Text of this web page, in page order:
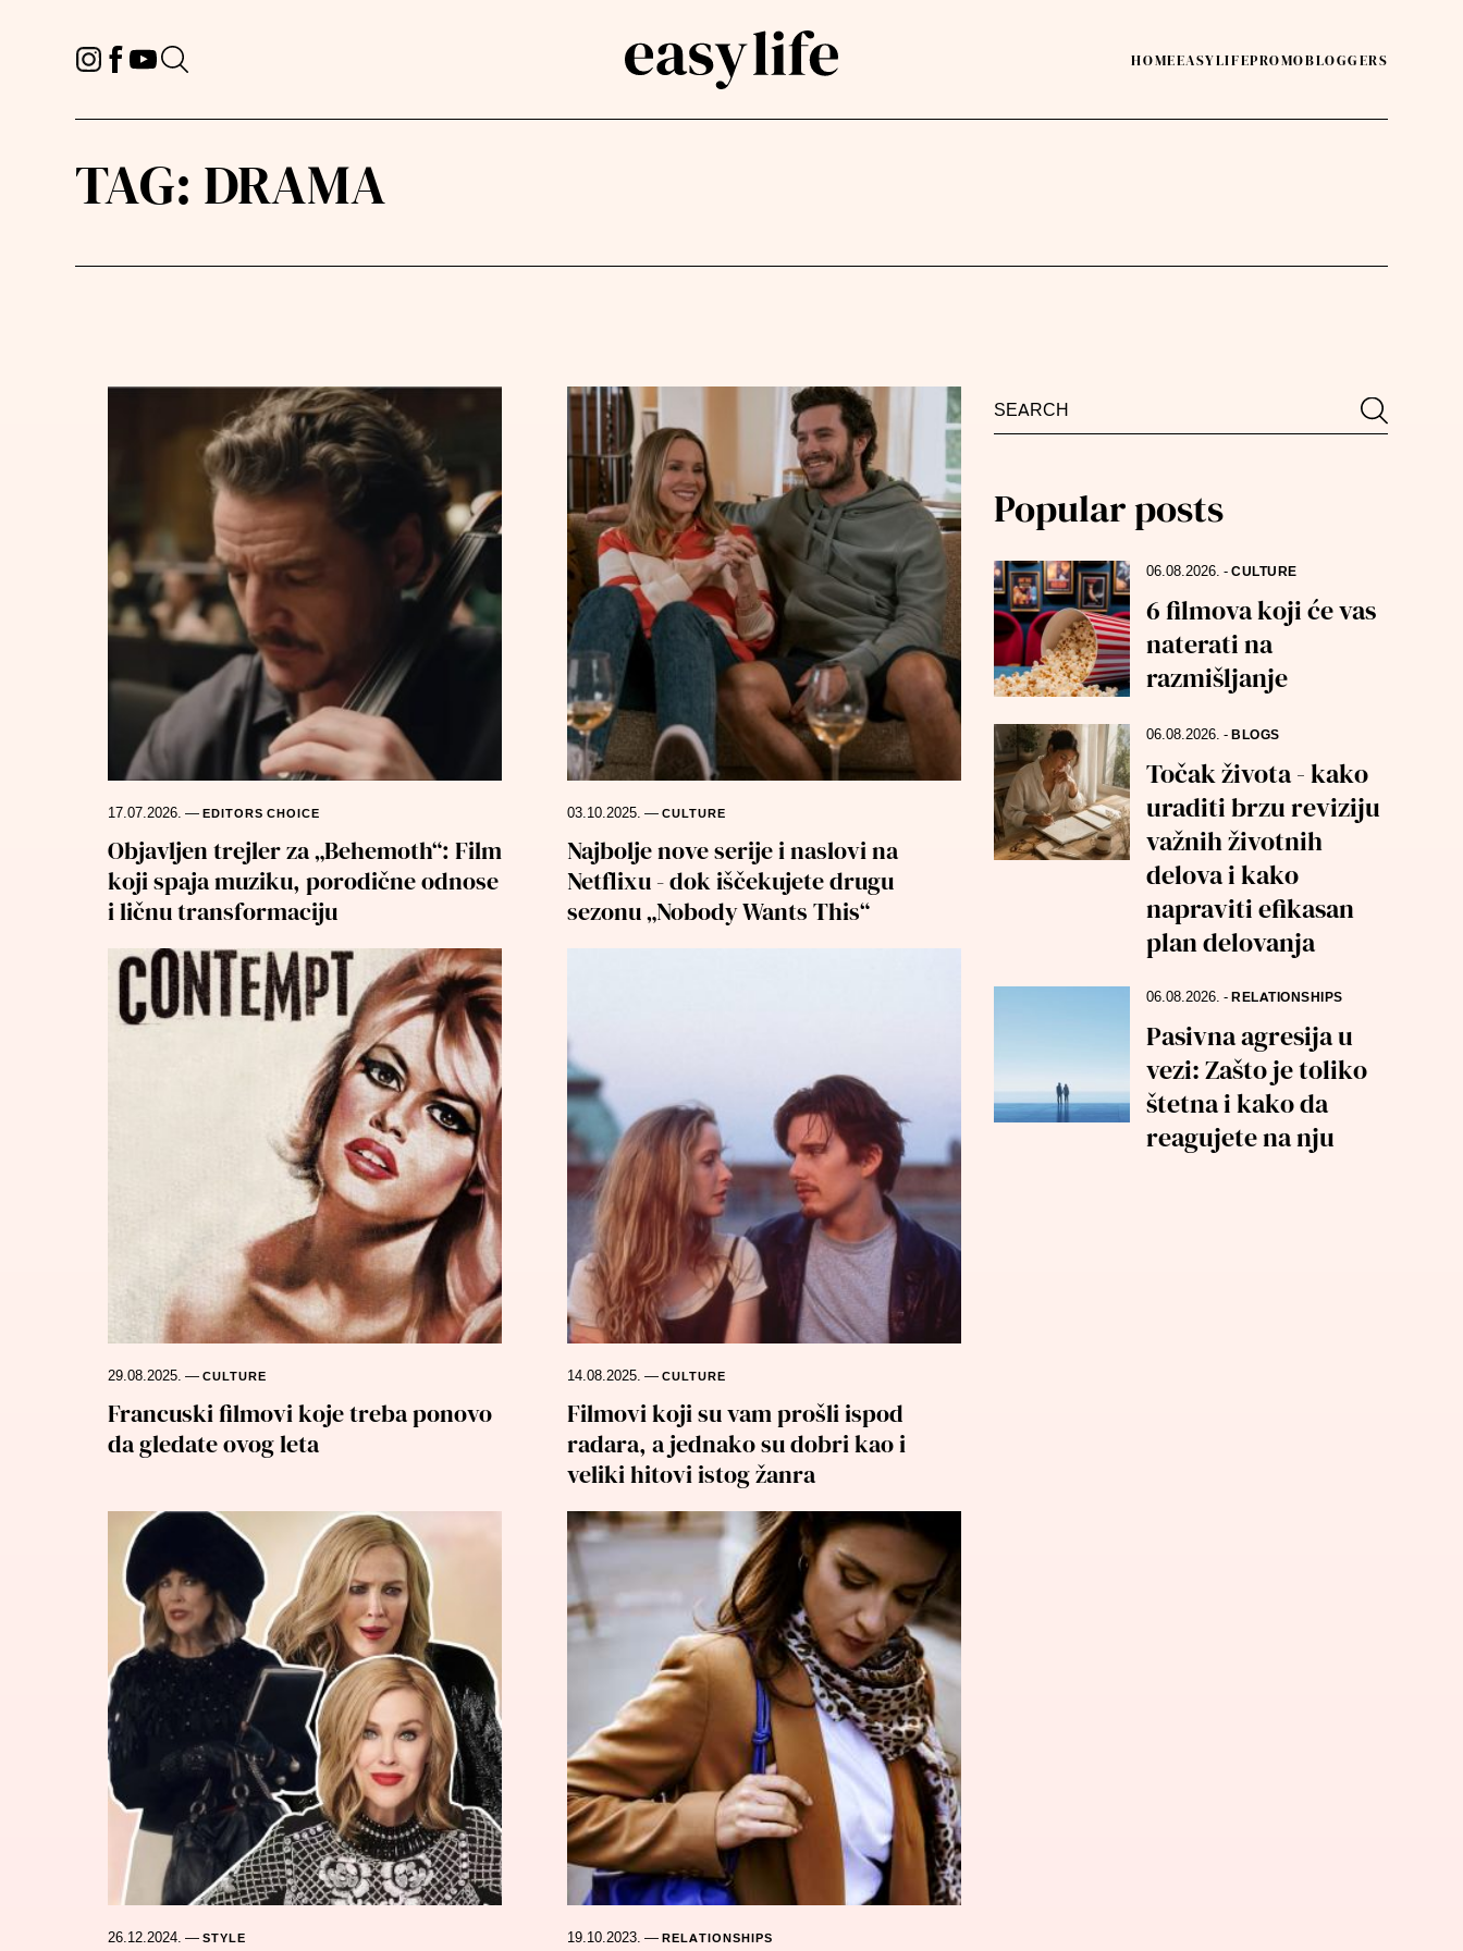
HOMEEASYLIFEPROMOBLOGGERS
TAG: DRAMA
17.07.2026. — EDITORS CHOICE
Objavljen trejler za „Behemoth“: Film
koji spaja muziku, porodične odnose
i ličnu transformaciju
03.10.2025. — CULTURE
Najbolje nove serije i naslovi na
Netflixu - dok iščekujete drugu
sezonu „Nobody Wants This“
29.08.2025. — CULTURE
Francuski filmovi koje treba ponovo
da gledate ovog leta
14.08.2025. — CULTURE
Filmovi koji su vam prošli ispod
radara, a jednako su dobri kao i
veliki hitovi istog žanra
26.12.2024. — STYLE 19.10.2023. — RELATIONSHIPS
Search
Search
Popular posts
06.08.2026.-CULTURE
6 filmova koji će vas
naterati na
razmišljanje
06.08.2026.-BLOGS
Točak života - kako
uraditi brzu reviziju
važnih životnih
delova i kako
napraviti efikasan
plan delovanja
06.08.2026.-RELATIONSHIPS
Pasivna agresija u
vezi: Zašto je toliko
štetna i kako da
reagujete na nju